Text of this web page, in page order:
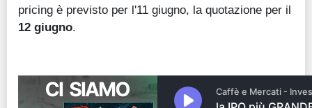
pricing è previsto per l'11 giugno, la quotazione per il
12 giugno.